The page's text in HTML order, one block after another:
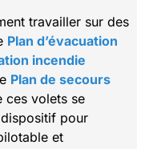
travailler sur des
Plan d’évacuation
incendie
Plan de secours
ces volets se
pour
et